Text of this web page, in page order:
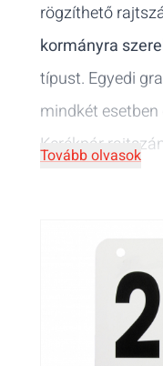
rögzíthető
kormányra
típust. Egyedi
mindkét
Kerékpár
Tovább olvasok